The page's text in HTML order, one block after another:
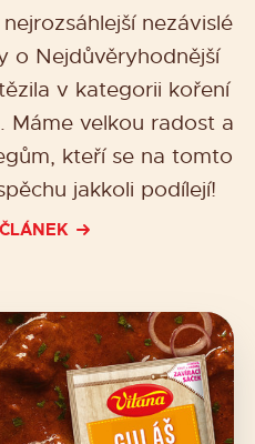
nezávislé
o Nejdůvěryhodnější
v kategorii koření
Máme velkou radost a
kteří se na tomto
jakkoli podílejí!